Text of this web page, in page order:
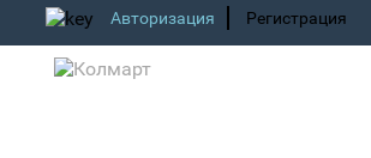
Авторизация Регистрация